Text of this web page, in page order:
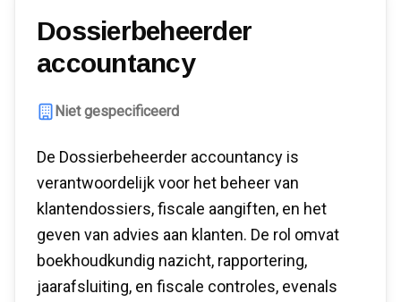
Dossierbeheerder
accountancy
Niet gespecificeerd
De Dossierbeheerder accountancy is
verantwoordelijk voor het beheer van
klantendossiers, fiscale aangiften, en het
geven van advies aan klanten. De rol omvat
boekhoudkundig nazicht, rapportering,
jaarafsluiting, en fiscale controles, evenals